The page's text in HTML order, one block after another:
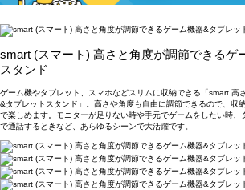
smart (スマート) 高さと角度が調節できるゲ
スタンド
ゲーム機やタブレット、スマホなどスリムに収納できる「smart 高
&タブレットスタンド」。高さや角度も自由に調節できるので、収
で楽しめます。モニターが足りない時や手元でゲームをしたい時、
で通話するときなど、あらゆるシーンで大活躍です。